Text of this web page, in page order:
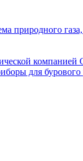
природного
компанией
для